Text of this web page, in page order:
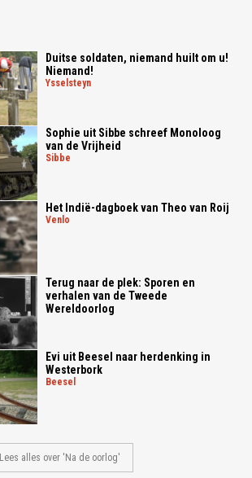
Duitse soldaten, niemand huilt om u!
Niemand!
ysselsteyn
Sophie uit Sibbe schreef Monoloog
van de Vrijheid
sibbe
Het Indië-dagboek van Theo van Roij
venlo
Terug naar de plek: Sporen en
verhalen van de Tweede
Wereldoorlog
Evi uit Beesel naar herdenking in
Westerbork
beesel
Lees alles over 'Na de oorlog'